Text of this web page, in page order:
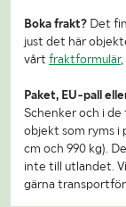
Boka frakt? Det
just det här
vårt fraktformulär
Paket, EU-pall
Schenker och i
objekt som ryms i
cm och 990 kg).
inte till utlandet.
gärna